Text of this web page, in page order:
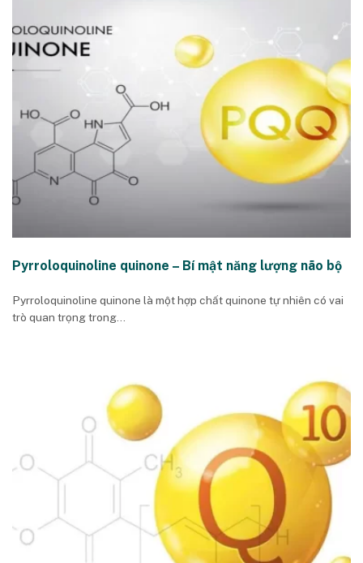
Pyrroloquinoline quinone – Bí mật năng lượng não bộ
Pyrroloquinoline quinone là một hợp chất quinone tự nhiên có vai
trò quan trọng trong...